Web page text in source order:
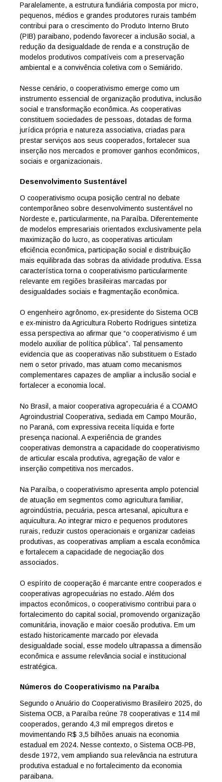
Paralelamente, a estrutura fundiária composta por micro,
pequenos, médios e grandes produtores rurais também
contribui para o crescimento do Produto Interno Bruto
(PIB) paraibano, podendo favorecer a inclusão social, a
redução da desigualdade de renda e a construção de
modelos produtivos compatíveis com a preservação
ambiental e a convivência coletiva com o Semiárido.
Nesse cenário, o cooperativismo emerge como um
instrumento essencial de organização produtiva, inclusão
social e transformação econômica. As cooperativas
constituem sociedades de pessoas, dotadas de forma
jurídica própria e natureza associativa, criadas para
prestar serviços aos seus cooperados, fortalecer sua
inserção nos mercados e promover ganhos econômicos,
sociais e organizacionais.
Desenvolvimento Sustentável
O cooperativismo ocupa posição central no debate
contemporâneo sobre desenvolvimento sustentável no
Nordeste e, particularmente, na Paraíba. Diferentemente
de modelos empresariais orientados exclusivamente pela
maximização do lucro, as cooperativas articulam
eficiência econômica, participação social e distribuição
mais equilibrada das sobras da atividade produtiva. Essa
característica torna o cooperativismo particularmente
relevante em regiões brasileiras marcadas por
desigualdades sociais e fragmentação econômica.
O engenheiro agrônomo, ex-presidente do Sistema OCB
e ex-ministro da Agricultura Roberto Rodrigues sintetiza
essa perspectiva ao afirmar que “o cooperativismo é um
modelo auxiliar de política pública”. Tal pensamento
evidencia que as cooperativas não substituem o Estado
nem o setor privado, mas atuam como mecanismos
complementares capazes de ampliar a inclusão social e
fortalecer a economia local.
No Brasil, a maior cooperativa agropecuária é a COAMO
Agroindustrial Cooperativa, sediada em Campo Mourão,
no Paraná, com expressiva receita líquida e forte
presença nacional. A experiência de grandes
cooperativas demonstra a capacidade do cooperativismo
de articular escala produtiva, agregação de valor e
inserção competitiva nos mercados.
Na Paraíba, o cooperativismo apresenta amplo potencial
de atuação em segmentos como agricultura familiar,
agroindústria, pecuária, pesca artesanal, apicultura e
aquicultura. Ao integrar micro e pequenos produtores
rurais, reduzir custos operacionais e organizar cadeias
produtivas, as cooperativas ampliam a escala econômica
e fortalecem a capacidade de negociação dos
associados.
O espírito de cooperação é marcante entre cooperados e
cooperativas agropecuárias no estado. Além dos
impactos econômicos, o cooperativismo contribui para o
fortalecimento do capital social, promovendo organização
comunitária, inovação e maior coesão produtiva. Em um
estado historicamente marcado por elevada
desigualdade social, esse modelo ultrapassa a dimensão
econômica e assume relevância social e institucional
estratégica.
Números do Cooperativismo na Paraíba
Segundo o Anuário do Cooperativismo Brasileiro 2025, do
Sistema OCB, a Paraíba reúne 78 cooperativas e 114 mil
cooperados, gerando 4,3 mil empregos diretos e
movimentando R$ 3,5 bilhões anuais na economia
estadual em 2024. Nesse contexto, o Sistema OCB-PB,
desde 1972, vem ampliando sua relevância na estrutura
produtiva estadual e no fortalecimento da economia
paraibana.